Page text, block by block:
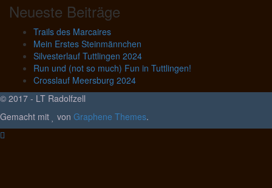
Neueste Beiträge
Trails des Marcaires
Mein Erstes Steinmännchen
Silvesterlauf Tuttlingen 2024
Run und (not so much) Fun in Tuttlingen!
Crosslauf Meersburg 2024
© 2017 - LT Radolfzell
Gemacht mit
von Graphene Themes.